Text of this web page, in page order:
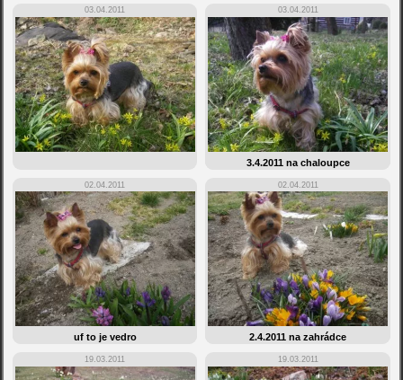
03.04.2011 03.04.2011
3.4.2011 na chaloupce
02.04.2011
uf to je vedro
02.04.2011
2.4.2011 na zahrádce
19.03.2011 19.03.2011